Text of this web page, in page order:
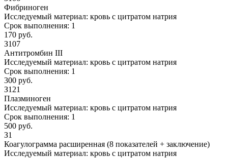
Фибриноген
Исследуемый материал: кровь с цитратом натрия
Срок выполнения: 1
170 руб.
З107
Антитромбин III
Исследуемый материал: кровь с цитратом натрия
Срок выполнения: 1
300 руб.
З121
Плазминоген
Исследуемый материал: кровь с цитратом натрия
Срок выполнения: 1
500 руб.
З1
Коагулограмма расширенная (8 показателей + заключение)
Исследуемый материал: кровь с цитратом натрия